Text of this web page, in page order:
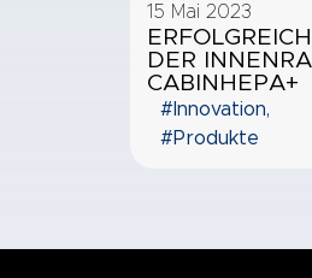
15 Mai 2023
DER
CABINHEPA+
#Innovation,
#Produkte